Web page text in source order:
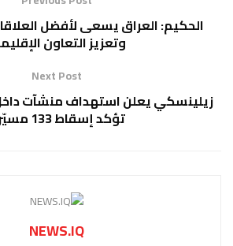
الحكيم: العراق يسعى لأفضل
وتعزيز التعاون
Next Post
زيلينسكي يعلن استهداف منشآت
تؤكد إسقاط 133 مسيّرة
NEWS.IQ